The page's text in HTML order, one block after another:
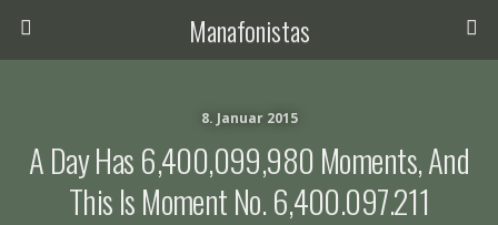
Manafonistas
8. Januar 2015
A Day Has 6,400,099,980 Moments, And
This Is Moment No. 6,400.097.211